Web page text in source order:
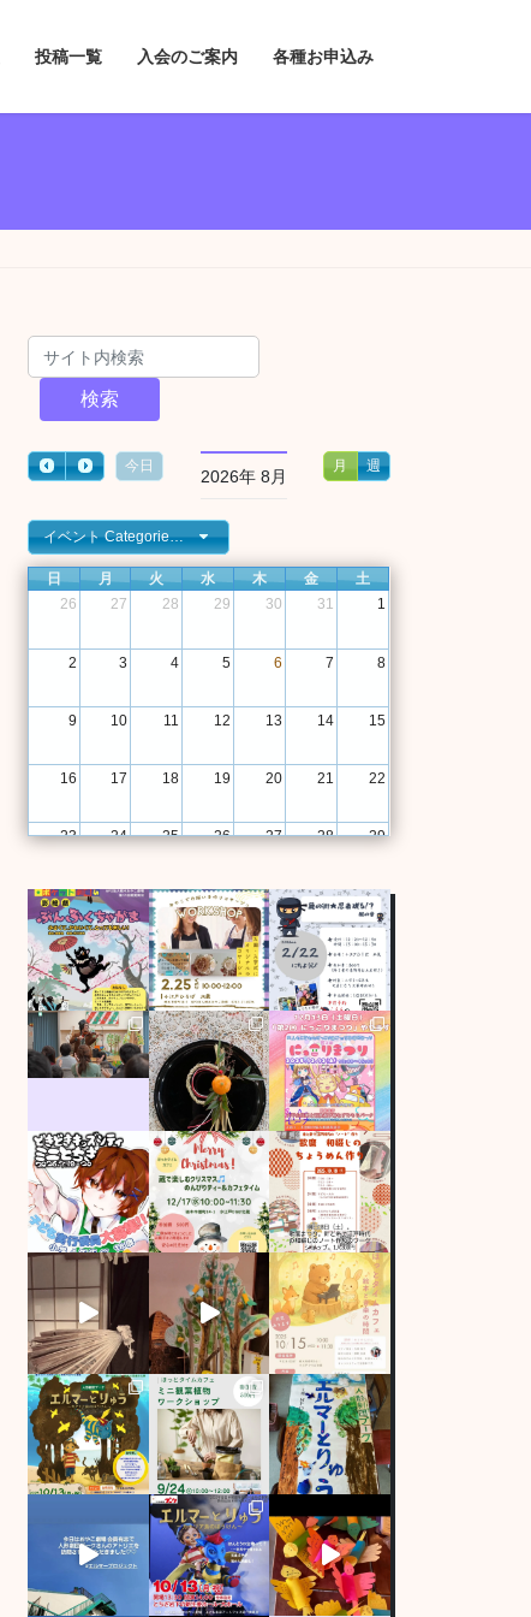
投稿一覧 入会のご案内 各種お申込み
検索
今日 月 週
2026年 8月
イベント Categories一覧
日 月 火 水 木 金
土
26
27 28 29 30 31 1
2 3 4 5 6 7 8
9 10 11 12 13 14 15
16 17 18 19 20 21 22
23 24 25 26 27 28 29
30 31 1 2 3 4 5